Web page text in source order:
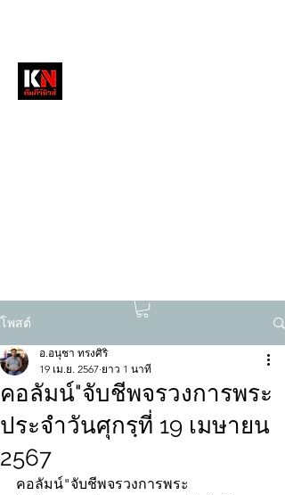
โพสต์
คอลัมน์"จับชีพจรวงการพระ
ประจำวันศุกรฺที่ 19 เมษายน
2567
อ.อนุชา ทรงศิริ
19 เม.ย. 2567 ยาว 1 นาที
คอลัมน์"จับชีพจรวงการพระ